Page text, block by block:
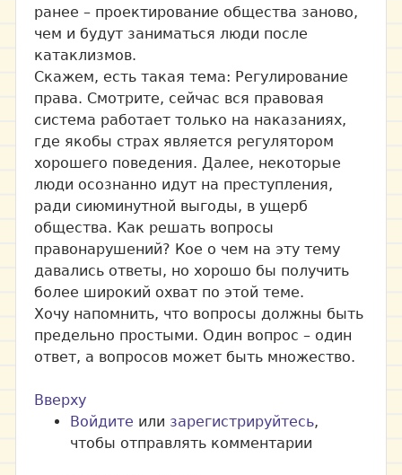
ранее – проектирование общества заново,
чем и будут заниматься люди после
катаклизмов.
Скажем, есть такая тема: Регулирование
права. Смотрите, сейчас вся правовая
система работает только на наказаниях,
где якобы страх является регулятором
хорошего поведения. Далее, некоторые
люди осознанно идут на преступления,
ради сиюминутной выгоды, в ущерб
общества. Как решать вопросы
правонарушений? Кое о чем на эту тему
давались ответы, но хорошо бы получить
более широкий охват по этой теме.
Хочу напомнить, что вопросы должны быть
предельно простыми. Один вопрос – один
ответ, а вопросов может быть множество.
Вверху
Войдите или зарегистрируйтесь,
чтобы отправлять комментарии